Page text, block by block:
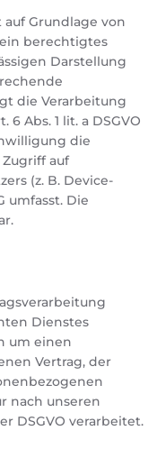
Grundlage von
ein berechtigtes
Darstellung
die Verarbeitung
Abs. 1 lit. a DSGVO
die
auf
(z. B. Device-
umfasst. Die
Dienstes
um einen
Vertrag, der
nach unseren
DSGVO verarbeitet.